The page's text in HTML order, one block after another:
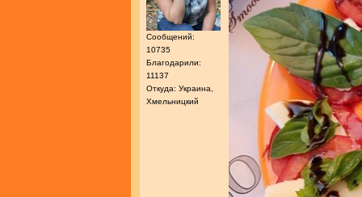
Сообщений:
10735
Благодарили:
11137
Откуда: Украина,
Хмельницкий